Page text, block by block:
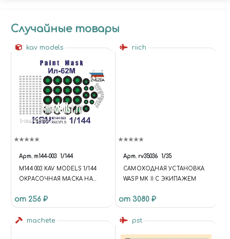
Случайные товары
kav models
Арт. m144-003 1/144
M144 003 KAV MODELS 1/144
ОКРАСОЧНАЯ МАСКА НА
от 256 ₽
riich
Арт. rv35036 1/35
САМОХОДНАЯ УСТАНОВКА
WASP MK II С ЭКИПАЖЕМ
от 3080 ₽
machete pst